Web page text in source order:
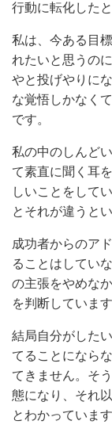
行動に転化した
私は、今ある目
れたいと思うの
やと投げやりに
な覚悟しかなく
です。
私の中のしんど
て素直に聞く耳
しいことをして
とそれが違うと
成功者からのア
ることはしてい
の主張をやめな
を判断しています
結局自分がした
てることになら
てきません。そ
態になり、それ
とわかっています